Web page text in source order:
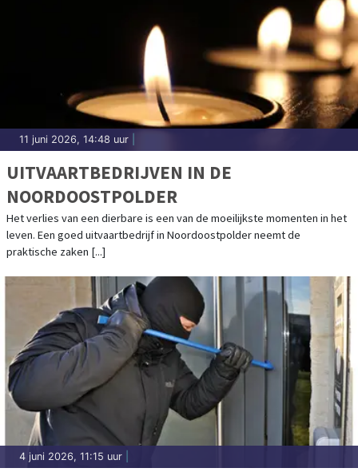
11 juni 2026, 14:48 uur
UITVAARTBEDRIJVEN IN DE
NOORDOOSTPOLDER
Het verlies van een dierbare is een van de moeilijkste momenten in het
leven. Een goed uitvaartbedrijf in Noordoostpolder neemt de
praktische zaken [...]
4 juni 2026, 11:15 uur